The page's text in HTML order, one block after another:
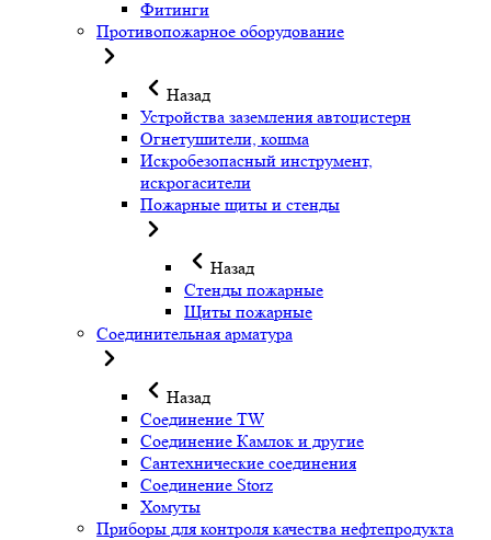
Фитинги
Противопожарное оборудование
Назад
Устройства заземления автоцистерн
Огнетушители, кошма
Искробезопасный инструмент,
искрогасители
Пожарные щиты и стенды
Назад
Стенды пожарные
Щиты пожарные
Соединительная арматура
Назад
Соединение TW
Соединение Камлок и другие
Сантехнические соединения
Соединение Storz
Хомуты
Приборы для контроля качества нефтепродукта